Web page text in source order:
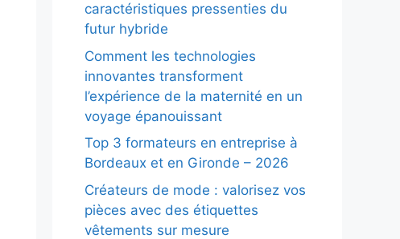
caractéristiques pressenties du
futur hybride
Comment les technologies
innovantes transforment
l’expérience de la maternité en un
voyage épanouissant
Top 3 formateurs en entreprise à
Bordeaux et en Gironde – 2026
Créateurs de mode : valorisez vos
pièces avec des étiquettes
vêtements sur mesure